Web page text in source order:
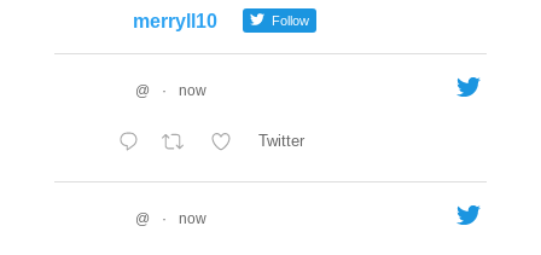
merryll10 Follow
@ · now
Twitter
@ · now